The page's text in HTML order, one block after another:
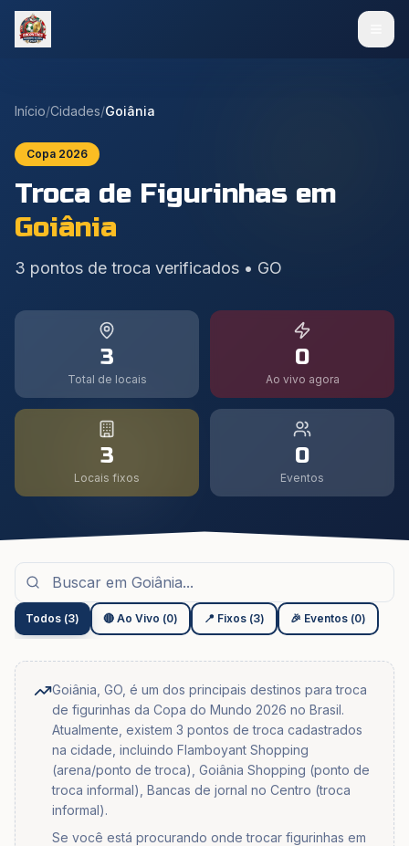
Início/Cidades/Goiânia
Copa 2026
Troca de Figurinhas em
Goiânia
3 pontos de troca verificados • GO
3
Total de locais
0
Ao vivo agora
3
Locais fixos
0
Eventos
Todos (3) 🔴 Ao Vivo (0) 📍 Fixos (3) 🎉 Eventos (0)
Goiânia, GO, é um dos principais destinos para troca
de figurinhas da Copa do Mundo 2026 no Brasil.
Atualmente, existem 3 pontos de troca cadastrados
na cidade, incluindo Flamboyant Shopping
(arena/ponto de troca), Goiânia Shopping (ponto de
troca informal), Bancas de jornal no Centro (troca
informal).
Se você está procurando onde trocar figurinhas em